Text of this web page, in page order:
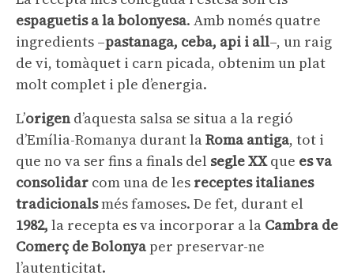
espaguetis a la bolonyesa. Amb només quatre
ingredients –pastanaga, ceba, api i all–, un raig
de vi, tomàquet i carn picada, obtenim un plat
molt complet i ple d’energia.
L’origen d’aquesta salsa se situa a la regió
d’Emília-Romanya durant laRoma antiga, tot i
que no va ser fins a finals del segle XXque es va
consolidar com una de les receptes italianes
tradicionalsmés famoses. De fet, durant el
1982, la recepta es va incorporar a la Cambra de
Comerç de Bolonya per preservar-ne
l’autenticitat.